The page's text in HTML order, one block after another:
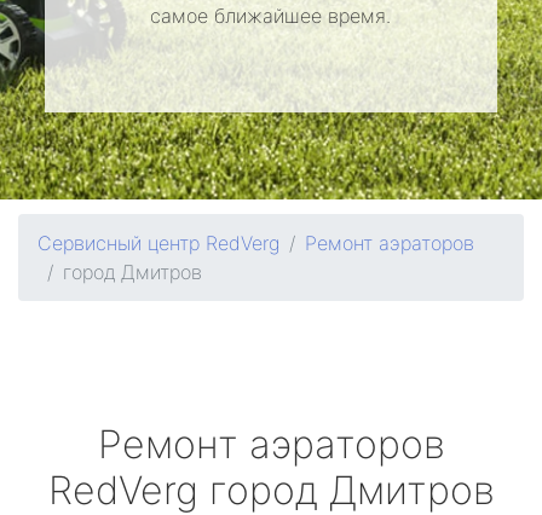
самое ближайшее время.
Сервисный центр RedVerg
Ремонт аэраторов
город Дмитров
Ремонт аэраторов
RedVerg город Дмитров